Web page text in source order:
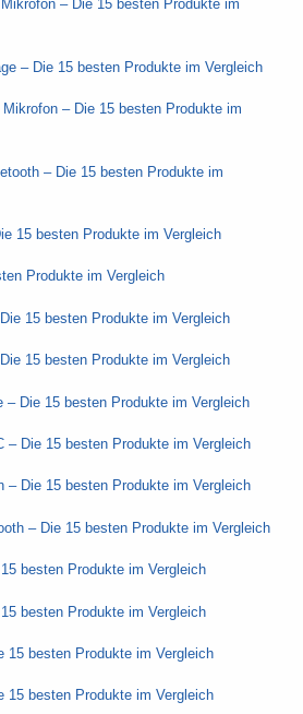
– Die 15 besten Produkte im
– Die 15 besten Produkte im Vergleich
– Die 15 besten Produkte im
– Die 15 besten Produkte im
15 besten Produkte im Vergleich
Produkte im Vergleich
15 besten Produkte im Vergleich
15 besten Produkte im Vergleich
– Die 15 besten Produkte im Vergleich
– Die 15 besten Produkte im Vergleich
– Die 15 besten Produkte im Vergleich
– Die 15 besten Produkte im Vergleich
besten Produkte im Vergleich
besten Produkte im Vergleich
15 besten Produkte im Vergleich
15 besten Produkte im Vergleich